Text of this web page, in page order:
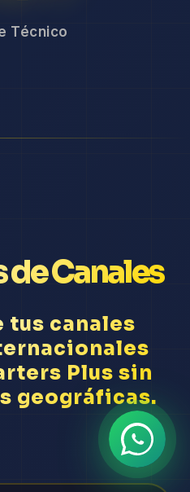
Técnico
Canales
tus canales
Plus sin
geográficas.